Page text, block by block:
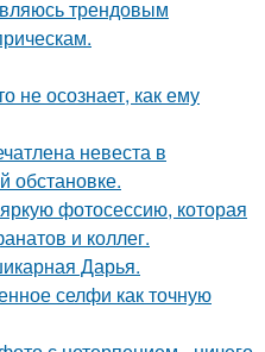
трендовым
не осознает, как ему
невеста в
обстановке.
фотосессию, которая
и коллег.
Дарья.
селфи как точную